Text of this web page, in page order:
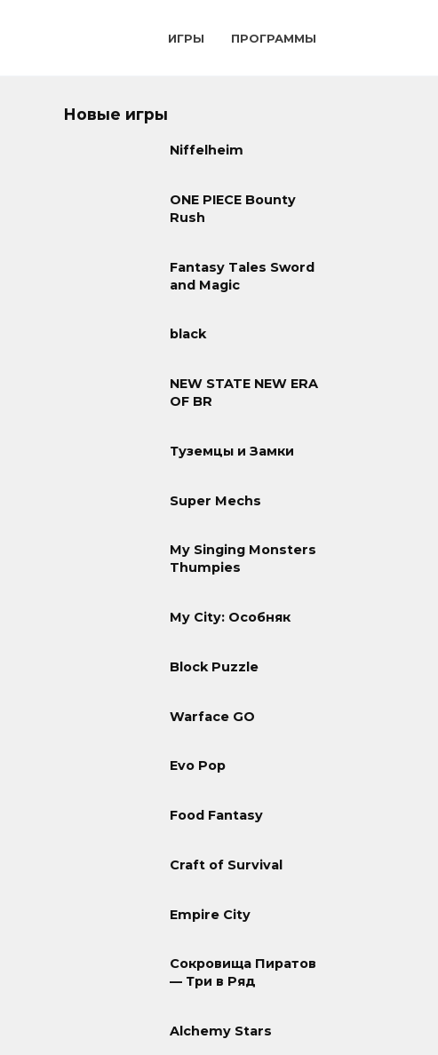
ИГРЫ ПРОГРАММЫ
Новые игры
Niffelheim
ONE PIECE Bounty
Rush
Fantasy Tales Sword
and Magic
black
NEW STATE NEW ERA
OF BR
Туземцы и Замки
Super Mechs
My Singing Monsters
Thumpies
My City: Особняк
Block Puzzle
Warface GO
Evo Pop
Food Fantasy
Craft of Survival
Empire City
Сокровища Пиратов
— Три в Ряд
Alchemy Stars